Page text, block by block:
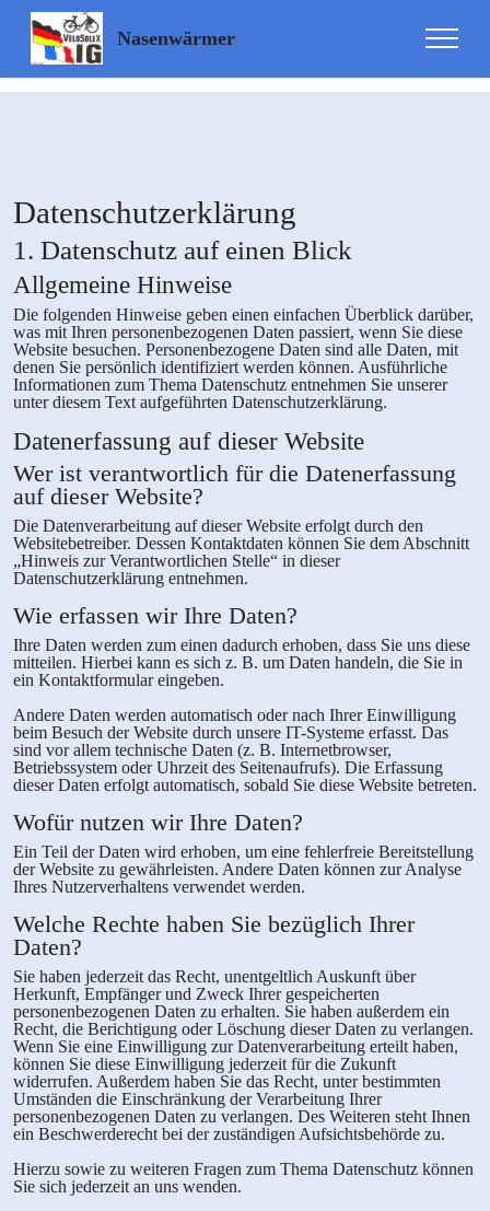
Update cookies preferences
Nasenwärmer
Datenschutz­erklärung
1. Datenschutz auf einen Blick
Allgemeine Hinweise
Die folgenden Hinweise geben einen einfachen Überblick darüber,
was mit Ihren personenbezogenen Daten passiert, wenn Sie diese
Website besuchen. Personenbezogene Daten sind alle Daten, mit
denen Sie persönlich identifiziert werden können. Ausführliche
Informationen zum Thema Datenschutz entnehmen Sie unserer
unter diesem Text aufgeführten Datenschutzerklärung.
Datenerfassung auf dieser Website
Wer ist verantwortlich für die Datenerfassung
auf dieser Website?
Die Datenverarbeitung auf dieser Website erfolgt durch den
Websitebetreiber. Dessen Kontaktdaten können Sie dem Abschnitt
„Hinweis zur Verantwortlichen Stelle“ in dieser
Datenschutzerklärung entnehmen.
Wie erfassen wir Ihre Daten?
Ihre Daten werden zum einen dadurch erhoben, dass Sie uns diese
mitteilen. Hierbei kann es sich z. B. um Daten handeln, die Sie in
ein Kontaktformular eingeben.
Andere Daten werden automatisch oder nach Ihrer Einwilligung
beim Besuch der Website durch unsere IT-Systeme erfasst. Das
sind vor allem technische Daten (z. B. Internetbrowser,
Betriebssystem oder Uhrzeit des Seitenaufrufs). Die Erfassung
dieser Daten erfolgt automatisch, sobald Sie diese Website betreten.
Wofür nutzen wir Ihre Daten?
Ein Teil der Daten wird erhoben, um eine fehlerfreie Bereitstellung
der Website zu gewährleisten. Andere Daten können zur Analyse
Ihres Nutzerverhaltens verwendet werden.
Welche Rechte haben Sie bezüglich Ihrer
Daten?
Sie haben jederzeit das Recht, unentgeltlich Auskunft über
Herkunft, Empfänger und Zweck Ihrer gespeicherten
personenbezogenen Daten zu erhalten. Sie haben außerdem ein
Recht, die Berichtigung oder Löschung dieser Daten zu verlangen.
Wenn Sie eine Einwilligung zur Datenverarbeitung erteilt haben,
können Sie diese Einwilligung jederzeit für die Zukunft
widerrufen. Außerdem haben Sie das Recht, unter bestimmten
Umständen die Einschränkung der Verarbeitung Ihrer
personenbezogenen Daten zu verlangen. Des Weiteren steht Ihnen
ein Beschwerderecht bei der zuständigen Aufsichtsbehörde zu.
Hierzu sowie zu weiteren Fragen zum Thema Datenschutz können
Sie sich jederzeit an uns wenden.